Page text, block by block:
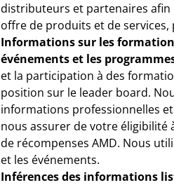
distributeurs et partenaires afin
offre de produits et de
Informations sur les
événements et les
et la participation à des
position sur le leader board.
informations professionnelles
nous assurer de votre éligibilité
de récompenses AMD. Nous
et les événements.
Inférences des informations